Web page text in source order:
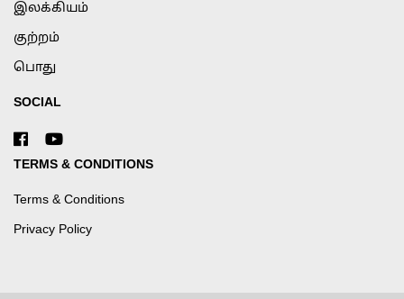
இலக்கியம்
குற்றம்
பொது
SOCIAL
TERMS & CONDITIONS
Terms & Conditions
Privacy Policy